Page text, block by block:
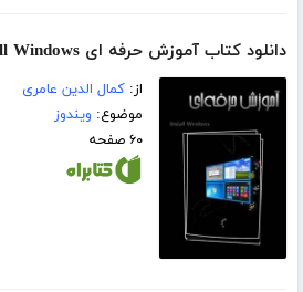
دانلود کتاب آموزش حرفه ای Install Windows
از:کمال الدین عامری
موضوع: ویندوز
۶۰ صفحه